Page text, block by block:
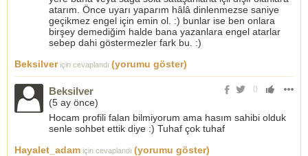
atarım. Önce uyarı yaparım hâlâ dinlenmezse saniye
geçikmez engel için emin ol. :) bunlar ise ben onlara
birşey demediğim halde bana yazanlara engel atarlar
sebep dahi göstermezler fark bu. :)
Beksilveriçin cevaplandı (yorumu göster)
0
Beksilver
(5 ay önce)
Hocam profili falan bilmiyorum ama hasım sahibi olduk
senle sohbet ettik diye :) Tuhaf çok tuhaf
Hayalet_adam için cevaplandı (yorumu göster)